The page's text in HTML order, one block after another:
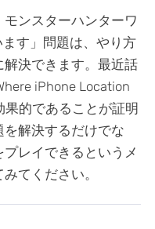
ンスターハンターワ
す」問題は、やり方
決できます。最近話
iPhone Location
的であることが証明
解決するだけでな
レイできるというメ
てください。